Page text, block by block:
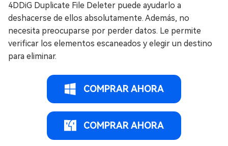
4DDiG Duplicate File Deleter puede ayudarlo a
deshacerse de ellos absolutamente. Además, no
necesita preocuparse por perder datos. Le permite
verificar los elementos escaneados y elegir un destino
para eliminar.
COMPRAR AHORA
COMPRAR AHORA